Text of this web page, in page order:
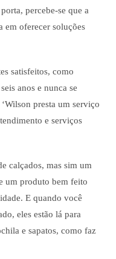
percebe-se que a
em oferecer soluções
satisfeitos, como
anos e nunca se
presta um serviço
e serviços
calçados, mas sim um
um produto bem feito
E quando você
eles estão lá para
e sapatos, como faz